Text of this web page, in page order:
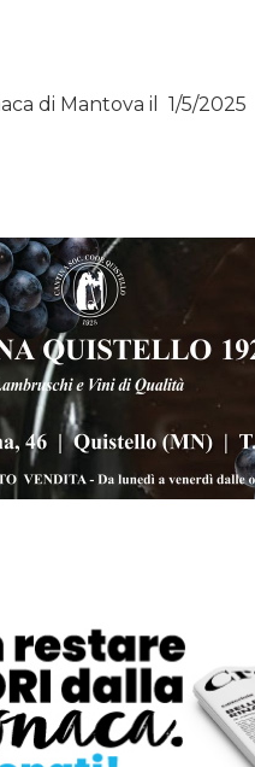
di Mantova il1/5/2025